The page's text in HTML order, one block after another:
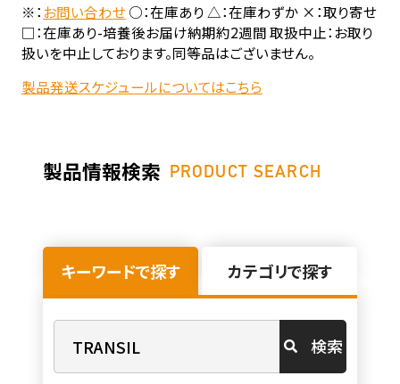
※：お問い合わせ○：在庫あり △：在庫わずか ×：取り寄せ
□：在庫あり-培養後お届け納期約2週間 取扱中止：お取り
扱いを中止しております。同等品はございません。
製品発送スケジュールについてはこちら
製品情報検索 PRODUCT SEARCH
キーワードで探す カテゴリで探す
検索